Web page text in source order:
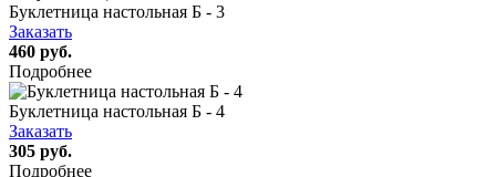
Буклетница настольная Б - 3
Заказать
460 руб.
Подробнее
Буклетница настольная Б - 4
Заказать
305 руб.
Подробнее